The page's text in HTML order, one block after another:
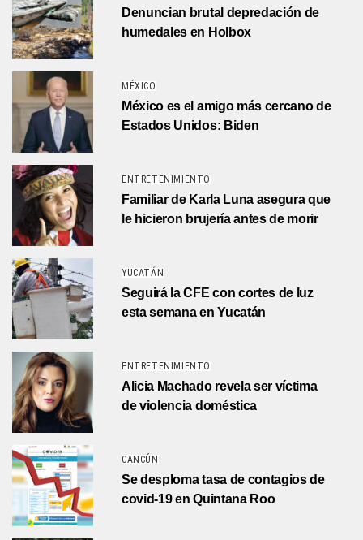
Denuncian brutal depredación de
humedales en Holbox
MÉXICO
México es el amigo más cercano de
Estados Unidos: Biden
ENTRETENIMIENTO
Familiar de Karla Luna asegura que
le hicieron brujería antes de morir
YUCATÁN
Seguirá la CFE con cortes de luz
esta semana en Yucatán
ENTRETENIMIENTO
Alicia Machado revela ser víctima
de violencia doméstica
CANCÚN
Se desploma tasa de contagios de
covid-19 en Quintana Roo